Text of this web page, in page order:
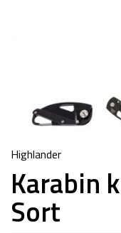
Highlander
Karabin
Sort